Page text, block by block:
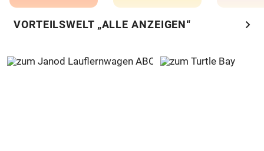
VORTEILSWELT „ALLE ANZEIGEN“ chevron_right